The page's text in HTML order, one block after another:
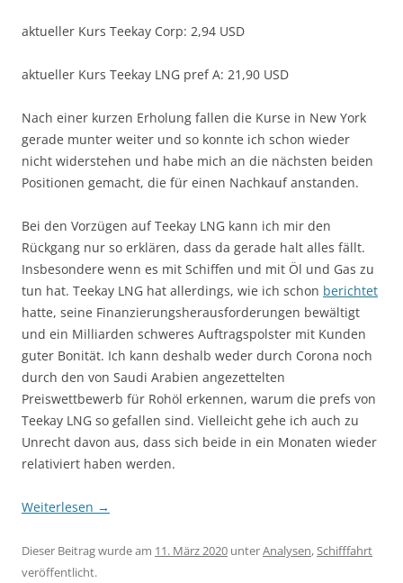
aktueller Kurs Teekay Corp: 2,94 USD
aktueller Kurs Teekay LNG pref A: 21,90 USD
Nach einer kurzen Erholung fallen die Kurse in New York
gerade munter weiter und so konnte ich schon wieder
nicht widerstehen und habe mich an die nächsten beiden
Positionen gemacht, die für einen Nachkauf anstanden.
Bei den Vorzügen auf Teekay LNG kann ich mir den
Rückgang nur so erklären, dass da gerade halt alles fällt.
Insbesondere wenn es mit Schiffen und mit Öl und Gas zu
tun hat. Teekay LNG hat allerdings, wie ich schon berichtet
hatte, seine Finanzierungsherausforderungen bewältigt
und ein Milliarden schweres Auftragspolster mit Kunden
guter Bonität. Ich kann deshalb weder durch Corona noch
durch den von Saudi Arabien angezettelten
Preiswettbewerb für Rohöl erkennen, warum die prefs von
Teekay LNG so gefallen sind. Vielleicht gehe ich auch zu
Unrecht davon aus, dass sich beide in ein Monaten wieder
relativiert haben werden.
Weiterlesen →
Dieser Beitrag wurde am 11. März 2020 unterAnalysen,Schifffahrt
veröffentlicht.